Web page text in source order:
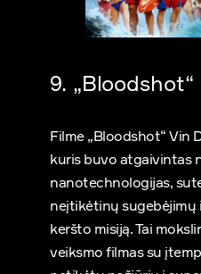
9. „Bloodshot“
Filme „Bloodshot“ Vin
kuris buvo atgaivintas
nanotechnologijas,
neįtikėtinų sugebėjimų
keršto misiją. Tai
veiksmo filmas su